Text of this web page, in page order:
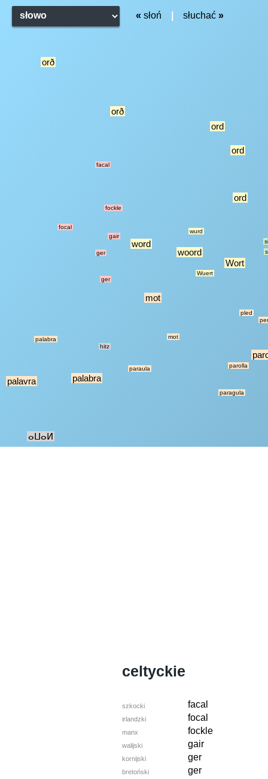
orð
orð
ord
ord
facal
ord
fockle
focal
wurd
gair
word
ger woord
ger
Wort
Wuert
mot
pled
palabra
hitz
paraula parolla
palabra
palavra
paragula
mot
ⴰⵡⴰⵍ
« słoń słuchać »
celtyckie
szkocki facal
irlandzki focal
manx fockle
walijski gair
kornijski ger
bretoński ger